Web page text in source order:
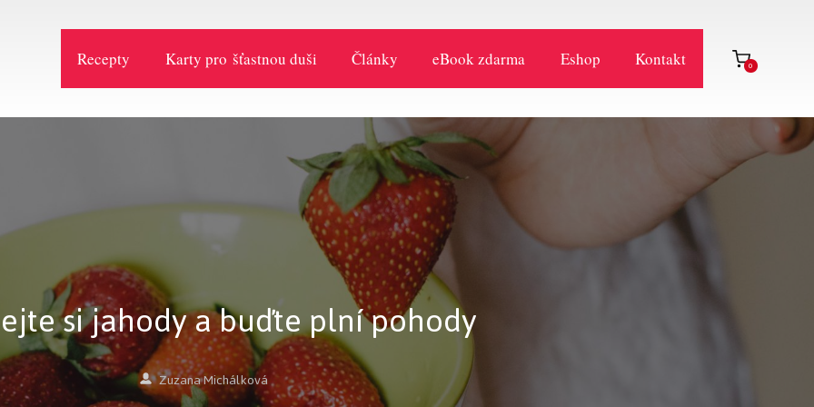
Recepty Karty pro šťastnou duši Články eBook zdarma Eshop Kontakt 0
si jahody a buďte plní pohody
Zuzana Michálková